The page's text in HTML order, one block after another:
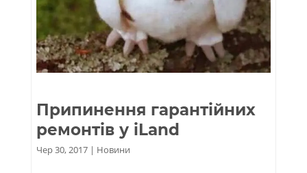
Припинення гарантійних
ремонтів у iLand
Чер 30, 2017| Новини